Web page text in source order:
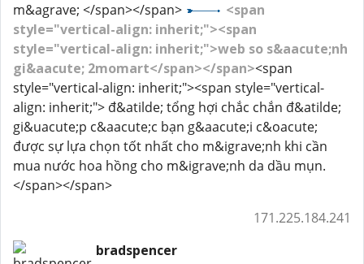
m&agrave; </span></span>
<span
style="vertical-align: inherit;"><span
style="vertical-align: inherit;">web so s&aacute;nh
gi&aacute; 2momart</span></span><span
style="vertical-align: inherit;"><span style="vertical-
align: inherit;"> đ&atilde; tổng hợi chắc chắn đ&atilde;
gi&uacute;p c&aacute;c bạn g&aacute;i c&oacute;
được sự lựa chọn tốt nhất cho m&igrave;nh khi cần
mua nước hoa hồng cho m&igrave;nh da dầu mụn.
</span></span>
171.225.184.241
bradspencer